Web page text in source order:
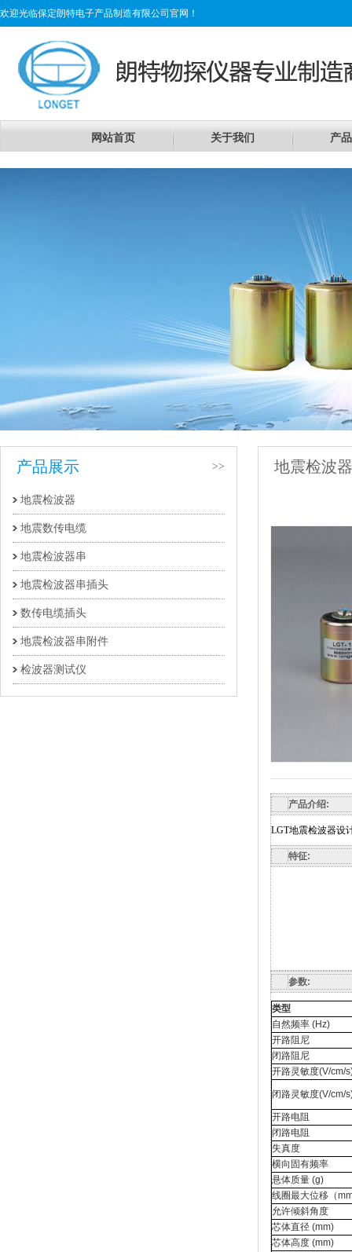
欢迎光临保定朗特电子产品制造有限公司官网！
网站首页 关于我们 产
产品展示 >>
地震检波器
地震数传电缆
地震检波器串
地震检波器串插头
数传电缆插头
地震检波器串附件
检波器测试仪
地震检波器
产品介绍:
LGT地震检波器设
特征:
参数:
类型
自然频率 (Hz)
开路阻尼
闭路阻尼
开路灵敏度(V/cm/
闭路灵敏度(V/cm/
开路电阻
闭路电阻
失真度
横向固有频率
悬体质量 (g)
线圈最大位移（
允许倾斜角度
芯体直径 (mm)
芯体高度 (mm)